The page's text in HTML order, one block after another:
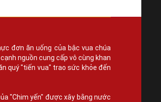
đơn ăn uống của bậc vua chúa
nguồn cung cấp vô cùng khan
quý "tiến vua" trao sức khỏe đến
"Chim yến" được xây bằng nước